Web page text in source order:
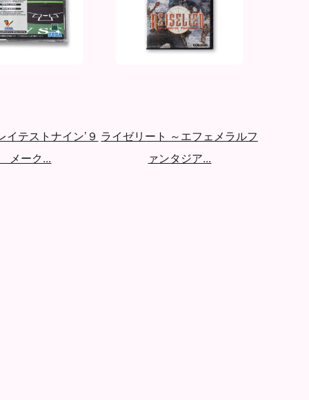
イテストナイン’９
メーク...
ライゼリート ～エフェメラルフ
ァンタジア...